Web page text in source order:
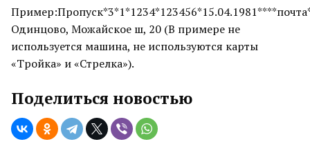
Одинцово, Можайское ш, 20 (В примере не
используется машина, не используются карты
«Тройка» и «Стрелка»).
Поделиться новостью